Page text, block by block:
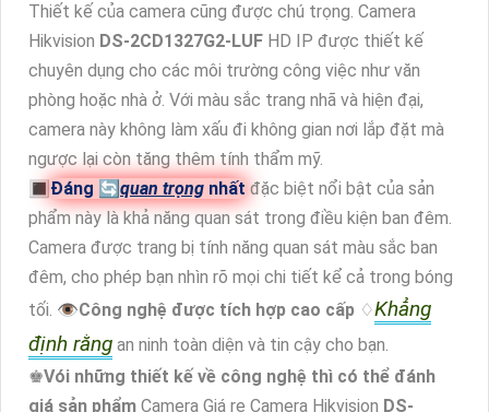
Thiết kế của camera cũng được chú trọng. Camera
Hikvision DS-2CD1327G2-LUF HD IP được thiết kế
chuyên dụng cho các môi trường công việc như văn
phòng hoặc nhà ở. Với màu sắc trang nhã và hiện đại,
camera này không làm xấu đi không gian nơi lắp đặt mà
ngược lại còn tăng thêm tính thẩm mỹ.
🔳 Đáng 🔄quan trọng nhất đặc biệt nổi bật của sản
phẩm này là khả năng quan sát trong điều kiện ban đêm.
Camera được trang bị tính năng quan sát màu sắc ban
đêm, cho phép bạn nhìn rõ mọi chi tiết kể cả trong bóng
tối. 👁Công nghệ được tích hợp cao cấp ♢Khẳng
định rằng an ninh toàn diện và tin cậy cho bạn.
♚Vói những thiết kế về công nghệ thì có thể đánh
giá sản phẩm Camera Giá re Camera Hikvision DS-